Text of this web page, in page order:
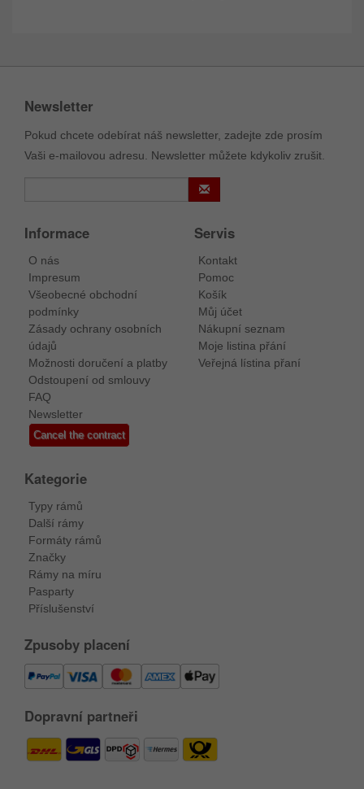
Newsletter
Pokud chcete odebírat náš newsletter, zadejte zde prosím
Vaši e-mailovou adresu. Newsletter můžete kdykoliv zrušit.
Informace
O nás
Impresum
Všeobecné obchodní
podmínky
Zásady ochrany osobních
údajů
Možnosti doručení a platby
Odstoupení od smlouvy
FAQ
Newsletter
Cancel the contract
Servis
Kontakt
Pomoc
Košík
Můj účet
Nákupní seznam
Moje listina přání
Veřejná lístina přaní
Kategorie
Typy rámů
Další rámy
Formáty rámů
Značky
Rámy na míru
Pasparty
Příslušenství
Zpusoby placení
Dopravní partneři